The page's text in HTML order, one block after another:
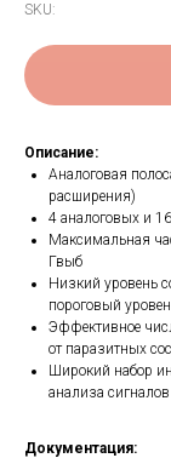
SKU:
Описание:
Аналоговая
расширения)
4 аналоговых и
Максимальная
Гвыб
Низкий уровень
пороговый
Эффективное
от паразитных
Широкий набор
анализа
Документация: